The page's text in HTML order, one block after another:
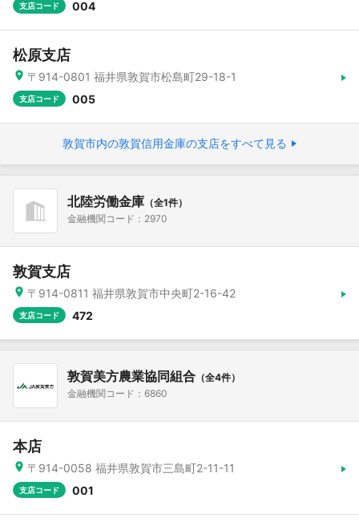
支店コード 004
松原支店
〒914-0801 福井県敦賀市松島町29-18-1
支店コード 005
敦賀市内の敦賀信用金庫の支店をすべて見る
北陸労働金庫 （全1件）
金融機関コード：2970
敦賀支店
〒914-0811 福井県敦賀市中央町2-16-42
支店コード 472
敦賀美方農業協同組合 （全4件）
金融機関コード：6860
本店
〒914-0058 福井県敦賀市三島町2-11-11
支店コード 001